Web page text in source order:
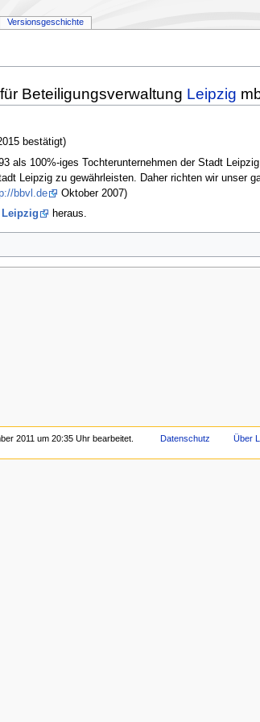
Beteiligungsverwaltung Leipzig
bestätigt)
als 100%-iges Tochterunternehmen der Stadt
Leipzig zu gewährleisten. Daher richten wir unser
bbvl.de
Oktober 2007)
heraus.
Versionsgeschichte
2011 um 20:35 Uhr bearbeitet. Datenschutz Über